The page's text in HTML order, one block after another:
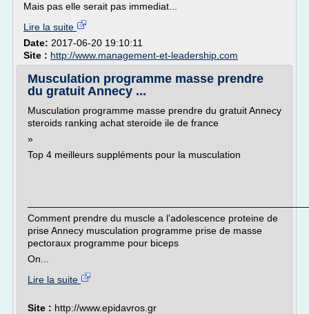
Mais pas elle serait pas immediat...
Lire la suite
Date: 2017-06-20 19:10:11
Site : http://www.management-et-leadership.com
Musculation programme masse prendre
du gratuit Annecy ...
Musculation programme masse prendre du gratuit Annecy
steroids ranking achat steroide ile de france
»
Top 4 meilleurs suppléments pour la musculation
Comment prendre du muscle a l'adolescence proteine de
prise Annecy musculation programme prise de masse
pectoraux programme pour biceps
On...
Lire la suite
Site : http://www.epidavros.gr